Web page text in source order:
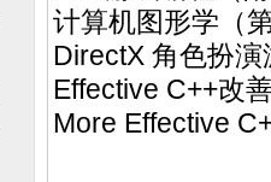
计算机图形学（
DirectX 角色扮
Effective C++改
More Effective